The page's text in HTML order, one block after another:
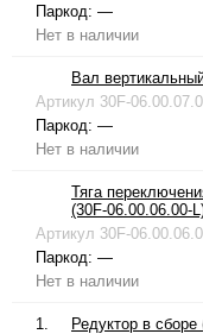
Паркод: —
Нет в наличии
Вал
Артикул 30F-
Паркод: —
Нет в наличии
Тяга
(30F-06.00.06.00-
Артикул 30F-
Паркод: —
Нет в наличии
1.
Редуктор в